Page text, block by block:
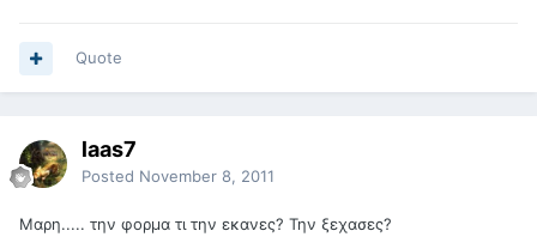
Quote
laas7
Posted November 8, 2011
Mαρη..... την φορμα τι την εκανες? Την ξεχασες?